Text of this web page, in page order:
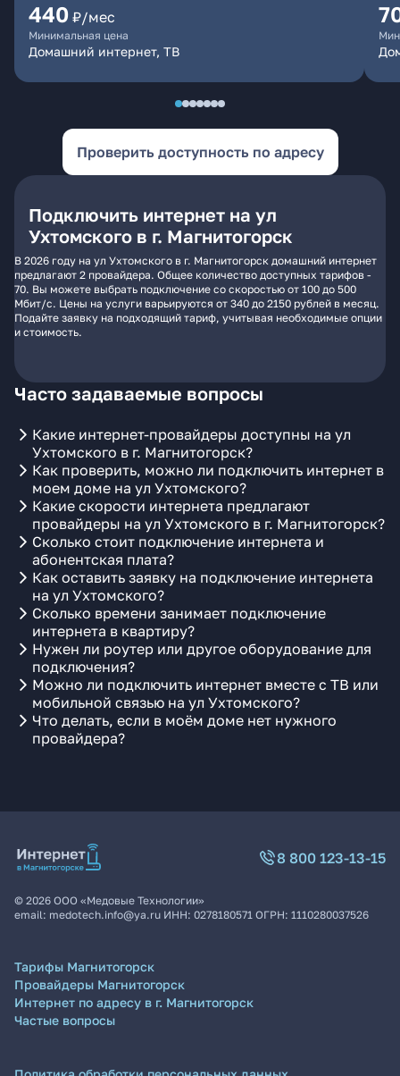
440 ₽/мес
Минимальная цена
Домашний интернет, ТВ
Проверить доступность по адресу
Подключить интернет на ул
Ухтомского в г. Магнитогорск
В 2026 году на ул Ухтомского в г. Магнитогорск домашний интернет
предлагают 2 провайдера. Общее количество доступных тарифов -
70. Вы можете выбрать подключение со скоростью от 100 до 500
Мбит/с. Цены на услуги варьируются от 340 до 2150 рублей в месяц.
Подайте заявку на подходящий тариф, учитывая необходимые опции
и стоимость.
Часто задаваемые вопросы
Какие интернет-провайдеры доступны на ул
Ухтомского в г. Магнитогорск?
Как проверить, можно ли подключить интернет в
моем доме на ул Ухтомского?
Какие скорости интернета предлагают
провайдеры на ул Ухтомского в г. Магнитогорск?
Сколько стоит подключение интернета и
абонентская плата?
Как оставить заявку на подключение интернета
на ул Ухтомского?
Сколько времени занимает подключение
интернета в квартиру?
Нужен ли роутер или другое оборудование для
подключения?
Можно ли подключить интернет вместе с ТВ или
мобильной связью на ул Ухтомского?
Что делать, если в моём доме нет нужного
провайдера?
8 800 123-13-15
© 2026 ООО «Медовые Технологии»
email: medotech.info@ya.ru ИНН: 0278180571 ОГРН: 1110280037526
Тарифы Магнитогорск
Провайдеры Магнитогорск
Интернет по адресу в г. Магнитогорск
Частые вопросы